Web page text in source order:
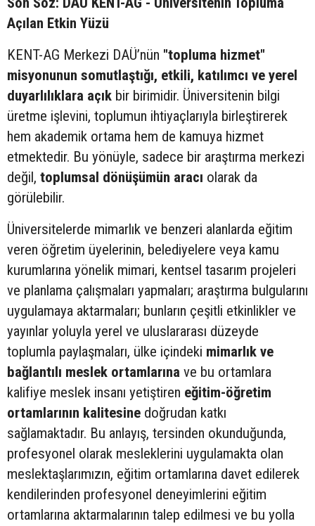
Açılan Etkin Yüzü
KENT-AG Merkezi DAÜ’nün "topluma hizmet"
misyonunun somutlaştığı, etkili, katılımcı ve yerel
duyarlılıklara açık bir birimidir. Üniversitenin bilgi
üretme işlevini, toplumun ihtiyaçlarıyla birleştirerek
hem akademik ortama hem de kamuya hizmet
etmektedir. Bu yönüyle, sadece bir araştırma merkezi
değil, toplumsal dönüşümün aracı olarak da
görülebilir.
Üniversitelerde mimarlık ve benzeri alanlarda eğitim
veren öğretim üyelerinin, belediyelere veya kamu
kurumlarına yönelik mimari, kentsel tasarım projeleri
ve planlama çalışmaları yapmaları; araştırma bulgularını
uygulamaya aktarmaları; bunların çeşitli etkinlikler ve
yayınlar yoluyla yerel ve uluslararası düzeyde
toplumla paylaşmaları, ülke içindeki mimarlık ve
bağlantılı meslek ortamlarına ve bu ortamlara
kalifiye meslek insanı yetiştiren eğitim-öğretim
ortamlarının kalitesine doğrudan katkı
sağlamaktadır. Bu anlayış, tersinden okunduğunda,
profesyonel olarak mesleklerini uygulamakta olan
meslektaşlarımızın, eğitim ortamlarına davet edilerek
kendilerinden profesyonel deneyimlerini eğitim
ortamlarına aktarmalarının talep edilmesi ve bu yolla